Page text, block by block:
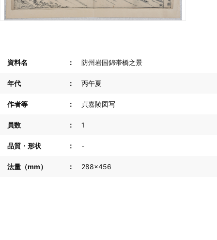
資料名 防州岩国錦帯橋之景
年代 丙午夏
作者等 貞嘉陵図写
員数 1
品質・形状 -
法量（mm） 288×456